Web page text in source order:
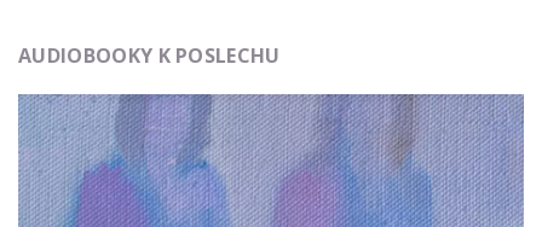
AUDIOBOOKY K POSLECHU